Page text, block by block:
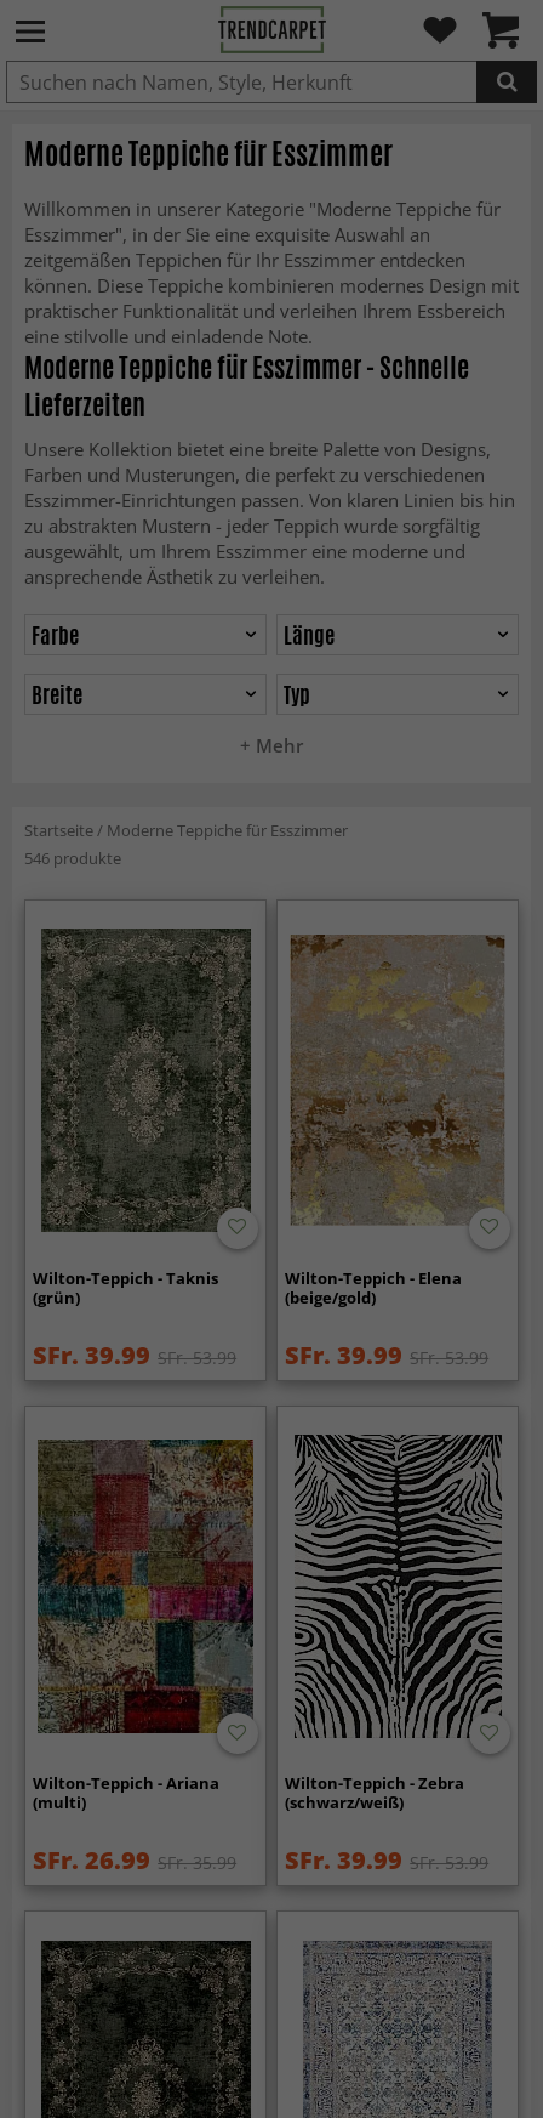
IN DEN WARENKORB GELEGT.
Moderne Teppiche für Esszimmer
Willkommen in unserer Kategorie "Moderne Teppiche für
Esszimmer", in der Sie eine exquisite Auswahl an
zeitgemäßen Teppichen für Ihr Esszimmer entdecken
können. Diese Teppiche kombinieren modernes Design mit
praktischer Funktionalität und verleihen Ihrem Essbereich
eine stilvolle und einladende Note.
Moderne Teppiche für Esszimmer - Schnelle
Lieferzeiten
Unsere Kollektion bietet eine breite Palette von Designs,
Farben und Musterungen, die perfekt zu verschiedenen
Esszimmer-Einrichtungen passen. Von klaren Linien bis hin
zu abstrakten Mustern - jeder Teppich wurde sorgfältig
ausgewählt, um Ihrem Esszimmer eine moderne und
ansprechende Ästhetik zu verleihen.
+ Mehr
Farbe
Länge
Breite
Typ
Startseite/ Moderne Teppiche für Esszimmer
546 produkte
Wilton-Teppich - Taknis
(grün)
SFr. 39.99 SFr. 53.99
Wilton-Teppich - Elena
(beige/gold)
SFr. 39.99 SFr. 53.99
Wilton-Teppich - Ariana
(multi)
SFr. 26.99 SFr. 35.99
Wilton-Teppich - Zebra
(schwarz/weiß)
SFr. 39.99 SFr. 53.99